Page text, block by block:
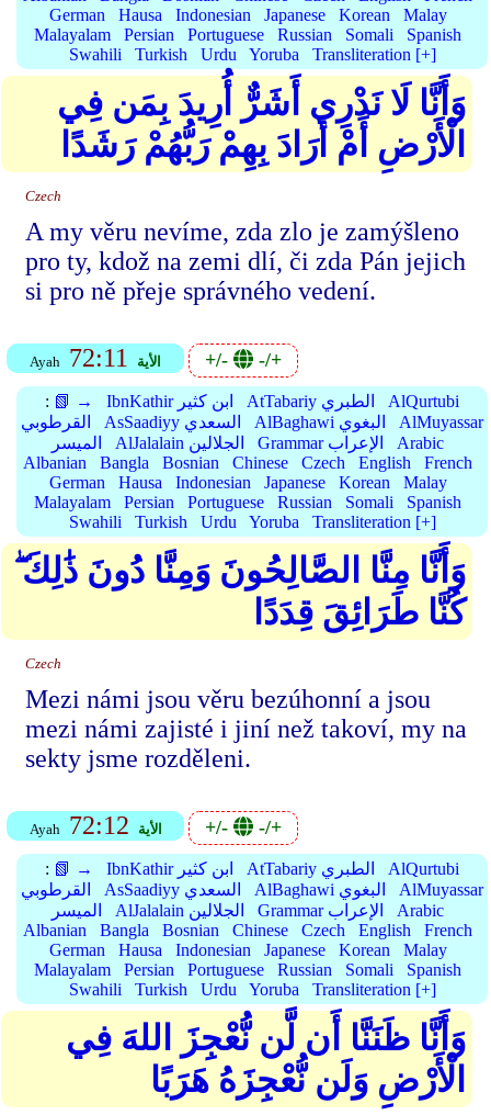
German
Hausa Indonesian Japanese Korean
Malay
Malayalam
Persian Portuguese Russian Somali
Spanish
Swahili
Turkish Urdu Yoruba Transliteration [+]
وَأَنَّا لَا نَدْرِي أَشَرٌّ أُرِيدَ بِمَن فِي
الْأَرْضِ أَمْ أَرَادَ بِهِمْ رَبُّهُمْ رَشَدًا
Czech
A my věru nevíme, zda zlo je zamýšleno
pro ty, kdož na zemi dlí, či zda Pán jejich
si pro ně přeje správného vedení.
Ayah 72:11 الأية +/- -/+
: 📗 → IbnKathir ابن كثير AtTabariy الطبري
AlQurtubi
القرطوبي
AsSaadiyy السعدي AlBaghawi البغوي
AlMuyassar
الميسر
AlJalalain الجلالين Grammar الإعراب
Arabic
Albanian
Bangla Bosnian Chinese Czech English
French
German
Hausa Indonesian Japanese Korean
Malay
Malayalam
Persian Portuguese Russian Somali
Spanish
Swahili
Turkish Urdu Yoruba Transliteration [+]
وَأَنَّا مِنَّا الصَّالِحُونَ وَمِنَّا دُونَ ذَٰلِكَ ۖ
كُنَّا طَرَائِقَ قِدَدًا
Czech
Mezi námi jsou věru bezúhonní a jsou
mezi námi zajisté i jiní než takoví, my na
sekty jsme rozděleni.
Ayah 72:12 الأية +/- -/+
: 📗 → IbnKathir ابن كثير AtTabariy الطبري
AlQurtubi
القرطوبي
AsSaadiyy السعدي AlBaghawi البغوي
AlMuyassar
الميسر
AlJalalain الجلالين Grammar الإعراب
Arabic
Albanian
Bangla Bosnian Chinese Czech English
French
German
Hausa Indonesian Japanese Korean
Malay
Malayalam
Persian Portuguese Russian Somali
Spanish
Swahili
Turkish Urdu Yoruba Transliteration [+]
وَأَنَّا ظَنَنَّا أَن لَّن نُّعْجِزَ اللهَ فِي
الْأَرْضِ وَلَن نُّعْجِزَهُ هَرَبًا